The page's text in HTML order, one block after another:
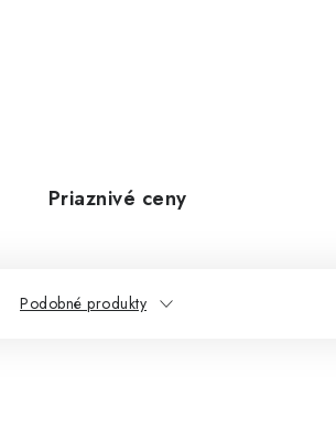
Priaznivé ceny
Podobné produkty